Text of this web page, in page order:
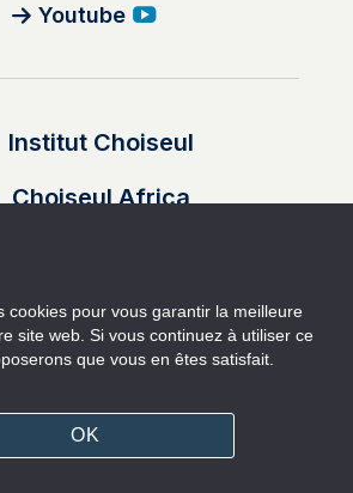
Youtube
Institut Choiseul
Choiseul Africa
Auteurs
Mentions légales
cookies pour vous garantir la meilleure
site web. Si vous continuez à utiliser ce
que vous en êtes satisfait.
OK